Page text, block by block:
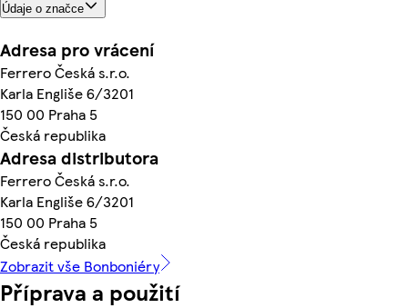
Údaje o značce
Adresa pro vrácení
Ferrero Česká s.r.o.
Karla Engliše 6/3201
150 00 Praha 5
Česká republika
Adresa distributora
Ferrero Česká s.r.o.
Karla Engliše 6/3201
150 00 Praha 5
Česká republika
Zobrazit vše Bonboniéry
Příprava a použití